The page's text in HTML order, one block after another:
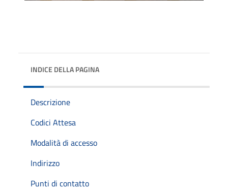
INDICE DELLA PAGINA
Descrizione
Codici Attesa
Modalità di accesso
Indirizzo
Punti di contatto